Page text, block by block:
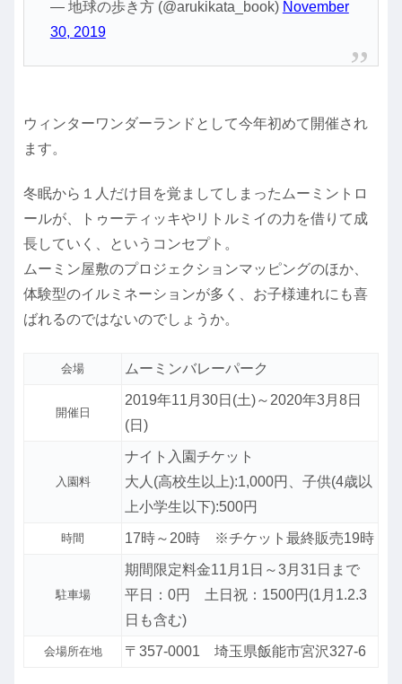
— 地球の歩き方 (@arukikata_book) November
30, 2019
ウィンターワンダーランドとして今年初めて開催され
ます。
冬眠から１人だけ目を覚ましてしまったムーミントロ
ールが、トゥーティッキやリトルミイの力を借りて成
長していく、というコンセプト。
ムーミン屋敷のプロジェクションマッピングのほか、
体験型のイルミネーションが多く、お子様連れにも喜
ばれるのではないのでしょうか。
会場 ムーミンバレーパーク
開催日
2019年11月30日(土)～2020年3月8日
(日)
入園料
ナイト入園チケット
大人(高校生以上):1,000円、子供(4歳以
上小学生以下):500円
時間 17時～20時 ※チケット最終販売19時
駐車場
期間限定料金11月1日～3月31日まで
平日：0円 土日祝：1500円(1月1.2.3
日も含む)
会場所在地 〒357-0001 埼玉県飯能市宮沢327-6